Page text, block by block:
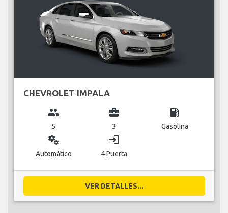
CHEVROLET IMPALA
group
5
business_center
3
local_gas_station
Gasolina
miscellaneous_services
Automático
login
4 Puerta
VER DETALLES...